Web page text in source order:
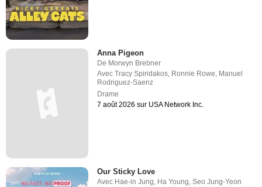
Anna Pigeon
De Morwyn Brebner
AvecTracy Spiridakos, Ronnie Rowe, Manuel
Rodriguez-Saenz
Drame
7 août 2026 sur USA Network Inc.
Our Sticky Love
Avec Hae-in Jung, Ha Young,Seo Jung-Yeon